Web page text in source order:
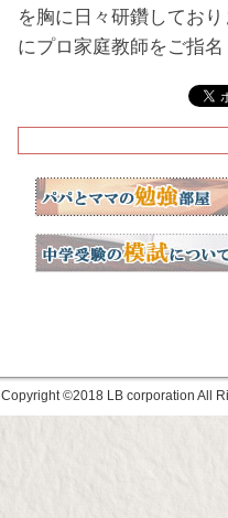
を胸に日々研鑽してお
にプロ家庭教師をご指
Copyright © LB corporation All